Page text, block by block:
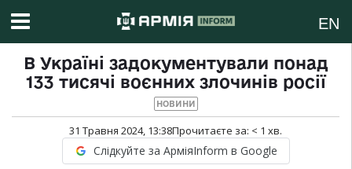
EN
В Україні задокументували понад
133 тисячі воєнних злочинів росії
НОВИНИ
31 Травня 2024, 13:38Прочитаєте за: < 1 хв.
Слідкуйте за АрміяInform в Google